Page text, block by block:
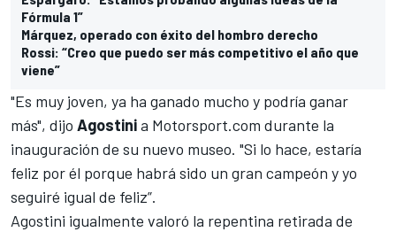
Fórmula 1”
Márquez, operado con éxito del hombro derecho
Rossi: “Creo que puedo ser más competitivo el año que
viene”
"Es muy joven, ya ha ganado mucho y podría ganar
más", dijo Agostinia Motorsport.com durante la
inauguración de su nuevo museo. "Si lo hace, estaría
feliz por él porque habrá sido un gran campeón y yo
seguiré igual de feliz”.
Agostini igualmente valoró la repentina retirada de